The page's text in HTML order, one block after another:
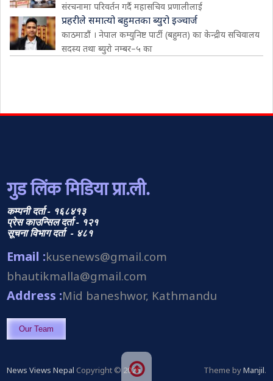
संरचनामा परिवर्तन गर्दै महासचिव प्रणालीलाई
प्रहरीले समात्यो बहुमतका ब्युरो इञ्चार्ज
काठमाडौं । नेपाल कम्युनिष्ट पार्टी (बहुमत) का केन्द्रीय सचिवालय
सदस्य तथा ब्युरो नम्बर–५ का
गुड लिंक मिडिया प्रा.ली.
कम्पनी दर्ता - १६८४१३
प्रेस काउन्सिल दर्ता - १२१
सूचना विभाग दर्ता - ४८१
Email :kusenews@gmail.com
bhautikmalla@gmail.com
Address :Mid baneshwor, Kathmandu
Our Team
News Views Nepal Copyright © 2026. Theme byManjil.